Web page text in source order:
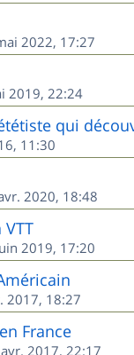
2022, 17:27
2019, 22:24
qui
11:30
2020, 18:48
2019, 17:20
2017, 18:27
France
2017, 22:17